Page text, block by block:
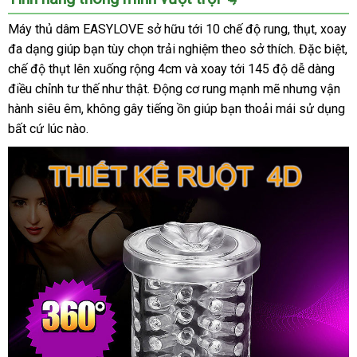
thủ
dâm
EASYLOVE
tự
động
cao
cấp
tiện
ích
bền
Máy thủ dâm EASYLOVE sở hữu tới 10 chế độ rung, thụt, xoay
đa dạng giúp bạn tùy chọn trải nghiệm theo sở thích. Đặc biệt,
chế độ thụt lên xuống rộng 4cm và xoay tới 145 độ dễ dàng
điều chỉnh tư thế như thật. Động cơ rung mạnh mẽ nhưng vận
hành siêu êm, không gây tiếng ồn giúp bạn thoải mái sử dụng
bất cứ lúc nào.